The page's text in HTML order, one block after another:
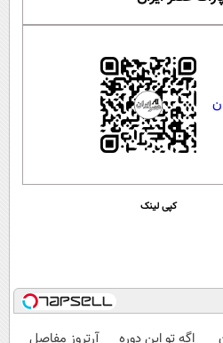
کپی لینک